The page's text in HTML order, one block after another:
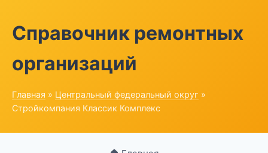
Справочник ремонтных
организаций
Главная » Центральный федеральный округ »
Стройкомпания Классик Комплекс